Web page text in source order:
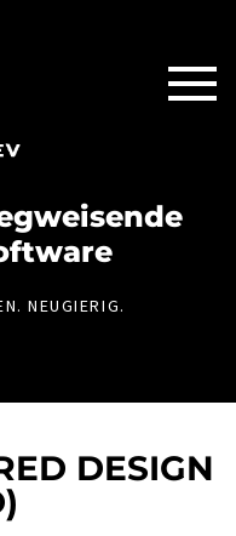
NEUGIERIG.
DESIGN